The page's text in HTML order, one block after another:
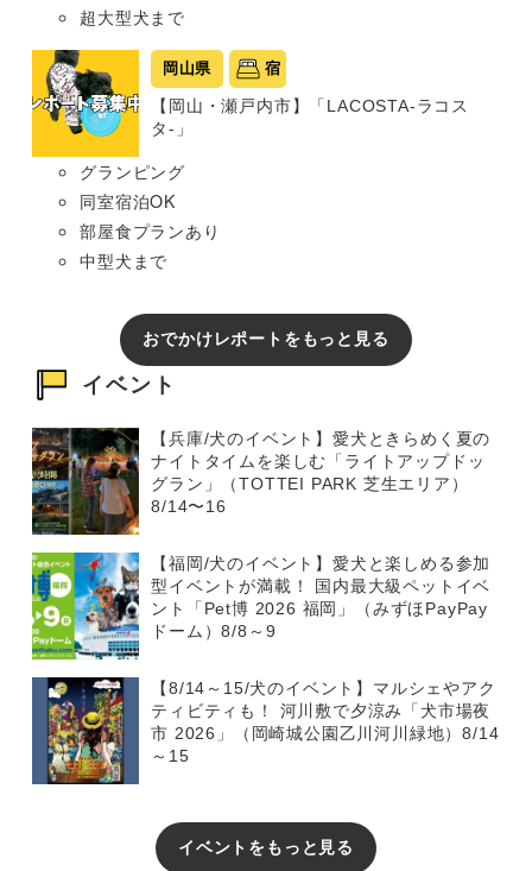
超大型犬まで
岡山県 宿
【岡山・瀬戸内市】「LACOSTA-ラコス
タ-」
グランピング
同室宿泊OK
部屋食プランあり
中型犬まで
おでかけレポートをもっと見る
イベント
【兵庫/犬のイベント】愛犬ときらめく夏の
ナイトタイムを楽しむ「ライトアップドッ
グラン」（TOTTEI PARK 芝生エリア）
8/14〜16
【福岡/犬のイベント】愛犬と楽しめる参加
型イベントが満載！ 国内最大級ペットイベ
ント「Pet博 2026 福岡」（みずほPayPay
ドーム）8/8～9
【8/14～15/犬のイベント】マルシェやアク
ティビティも！ 河川敷で夕涼み「犬市場夜
市 2026」（岡崎城公園乙川河川緑地）8/14
～15
イベントをもっと見る